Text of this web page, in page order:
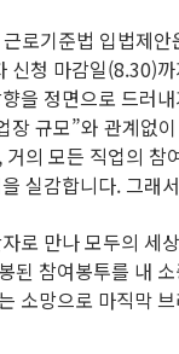
로기준법 입법제안
신청 마감일(8.30)
을 정면으로 드러
장 규모”와 관계없
의 모든 직업의 참
실감합니다. 그래
로 만나 모두의 세
된 참여봉투를 내
소망으로 마직막